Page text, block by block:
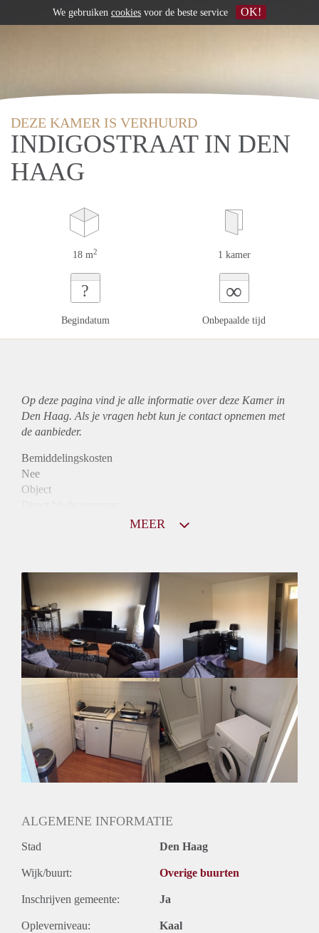
DEZE KAMER IS VERHUURD
INDIGOSTRAAT IN DEN
HAAG
18 m2 1 kamer
?
Begindatum
∞
Onbepaalde tijd
Op deze pagina vind je alle informatie over deze Kamer in
Den Haag. Als je vragen hebt kun je contact opnemen met
de aanbieder.
Bemiddelingskosten
Nee
Object
Huurtoeslag
Niet mogelijk
Inkomen eis
N.V.T.
Huurtermijn
Onbepaalde termijn
Oplevering
Gestoffeerd
MEER
ALGEMENE INFORMATIE
Stad Den Haag
Wijk/buurt: Overige buurten
Inschrijven gemeente: Ja
Opleverniveau: Kaal
We gebruiken cookies voor de beste service OK!